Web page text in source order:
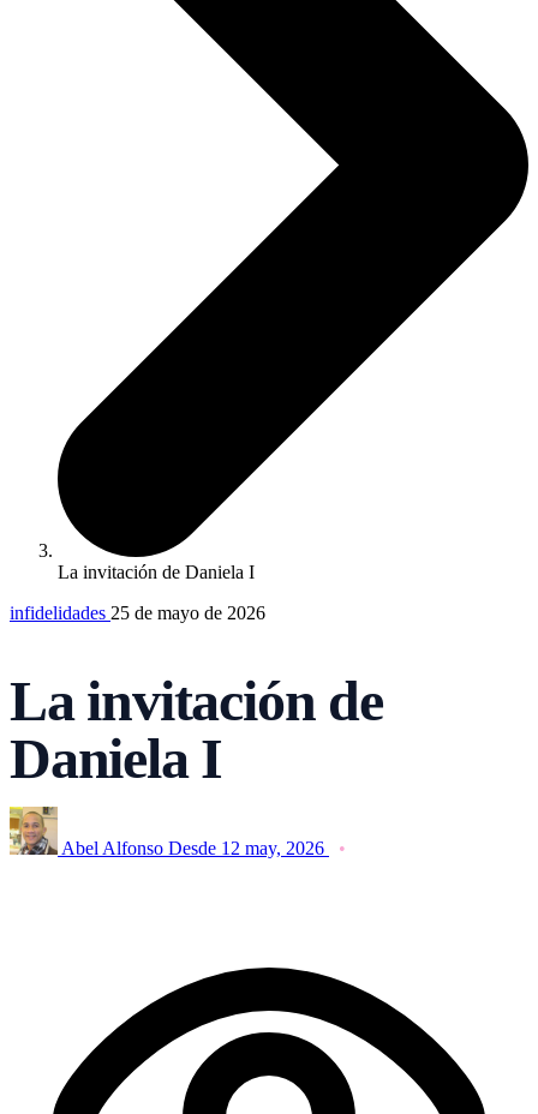
La invitación de Daniela I
infidelidades 25 de mayo de 2026
La invitación de
Daniela I
Abel Alfonso Desde 12 may, 2026